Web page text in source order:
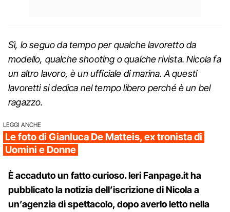
Sì, lo seguo da tempo per qualche lavoretto da
modello, qualche shooting o qualche rivista. Nicola fa
un altro lavoro, è un ufficiale di marina. A questi
lavoretti si dedica nel tempo libero perché è un bel
ragazzo.
LEGGI ANCHE
Le foto di Gianluca De Matteis, ex tronista di
Uomini e Donne
È accaduto un fatto curioso. Ieri Fanpage.it ha
pubblicato la notizia dell’iscrizione di Nicola a
un’agenzia di spettacolo, dopo averlo letto nella